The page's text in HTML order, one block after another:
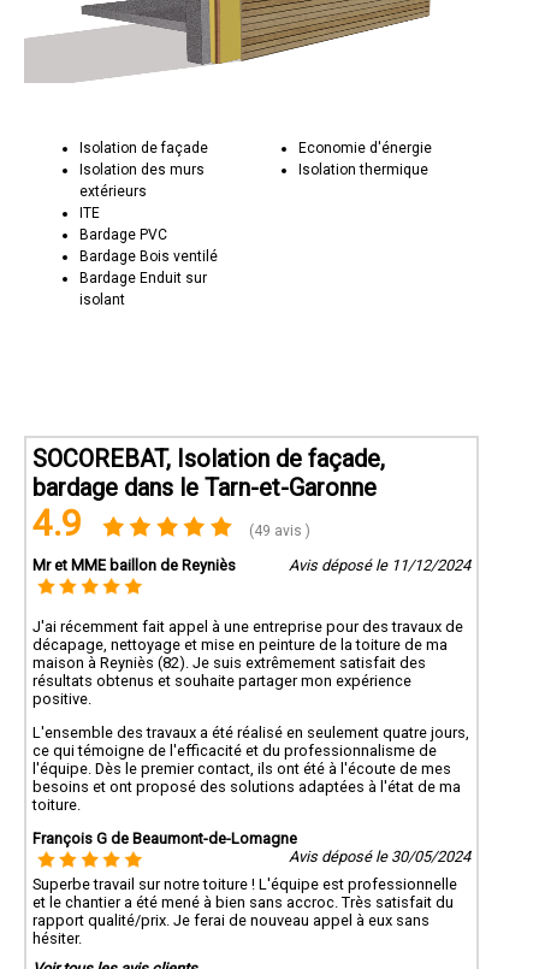
Isolation de façade
Isolation des murs
extérieurs
ITE
Bardage PVC
Bardage Bois ventilé
Bardage Enduit sur
isolant
Economie d'énergie
Isolation thermique
SOCOREBAT, Isolation de façade,
bardage dans le Tarn-et-Garonne
4.9 (49 avis )
Mr et MME baillon de Reyniès Avis déposé le 11/12/2024
J'ai récemment fait appel à une entreprise pour des travaux de
décapage, nettoyage et mise en peinture de la toiture de ma
maison à Reyniès (82). Je suis extrêmement satisfait des
résultats obtenus et souhaite partager mon expérience
positive.
L'ensemble des travaux a été réalisé en seulement quatre jours,
ce qui témoigne de l'efficacité et du professionnalisme de
l'équipe. Dès le premier contact, ils ont été à l'écoute de mes
besoins et ont proposé des solutions adaptées à l'état de ma
toiture.
François G de Beaumont-de-Lomagne
Avis déposé le 30/05/2024
Superbe travail sur notre toiture ! L'équipe est professionnelle
et le chantier a été mené à bien sans accroc. Très satisfait du
rapport qualité/prix. Je ferai de nouveau appel à eux sans
hésiter.